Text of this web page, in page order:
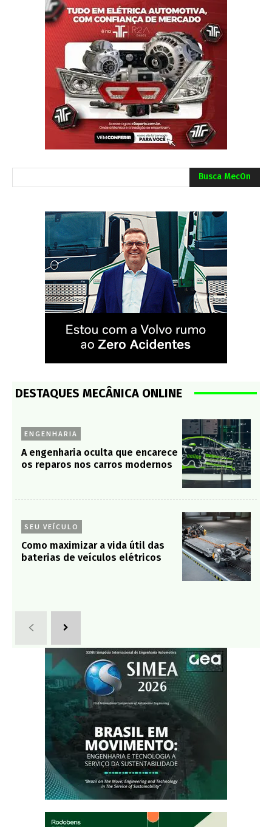
Busca MecOn
DESTAQUES MECÂNICA ONLINE
ENGENHARIA
A engenharia oculta que encarece
os reparos nos carros modernos
SEU VEÍCULO
Como maximizar a vida útil das
baterias de veículos elétricos